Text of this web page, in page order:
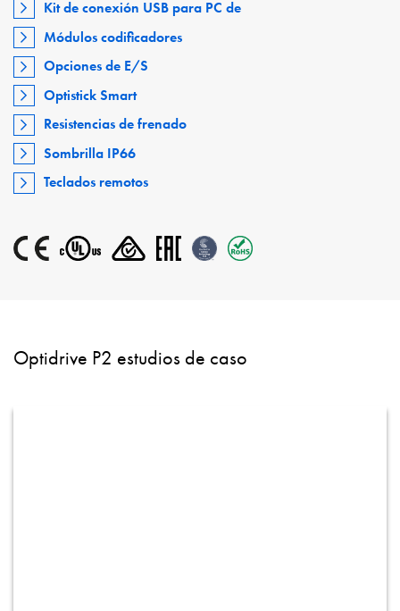
Kit de conexión USB para PC de
Módulos codificadores
Opciones de E/S
Optistick Smart
Resistencias de frenado
Sombrilla IP66
Teclados remotos
Optidrive P2 estudios de caso